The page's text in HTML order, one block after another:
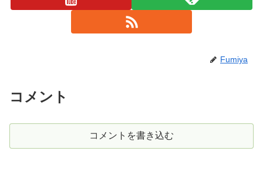
Fumiya
コメント
コメントを書き込む